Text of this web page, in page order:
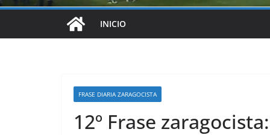
INICIO
FRASE DIARIA ZARAGOCISTA
12º Frase zaragocista: